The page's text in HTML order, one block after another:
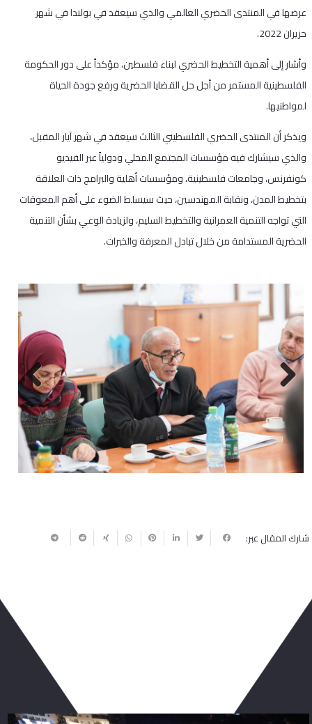
عرضها في المنتدى الحضري العالمي والذي سيعقد في بولندا في شهر
حزيران 2022.
وأشار إلى أهمية التخطيط الحضري لبناء فلسطين، مؤكداً على دور الحكومة
الفلسطينية المستمر من أجل حل القضايا الحضرية ورفع جودة الحياة
لمواطنيها.
ويذكر أن المنتدى الحضري الفلسطيني الثالث سيعقد في شهر آيار المقبل،
والذي سيشارك فيه مؤسسات المجتمع المحلي ودولياً عبر الفيديو
كونفرنس، وجامعات فلسطينية، ومؤسسات أهلية والبرامج ذات العلاقة
بتخطيط المدن، ونقابة المهندسين، حيث سيسلط الضوء على أهم المعوقات
التي تواجه التنمية العمرانية والتخطيط السليم، ولزيادة الوعي بشأن التنمية
الحضرية المستدامة من خلال تبادل المعرفة والخبرات.
Previous
Next
شارك المقال عبر: